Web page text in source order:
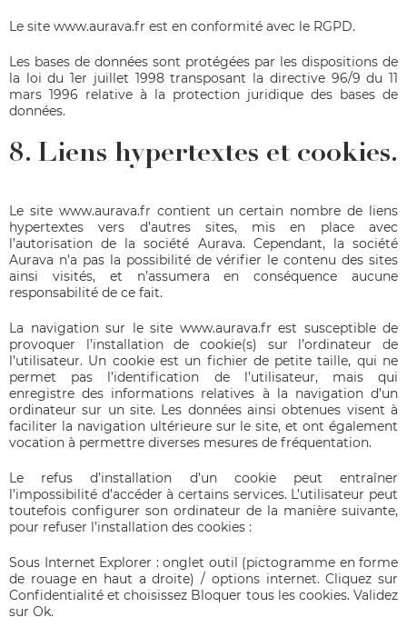
Le site www.aurava.fr est en conformité avec le RGPD.
Les bases de données sont protégées par les dispositions de
la loi du 1er juillet 1998 transposant la directive 96/9 du 11
mars 1996 relative à la protection juridique des bases de
données.
8. Liens hypertextes et cookies.
Le site www.aurava.fr contient un certain nombre de liens
hypertextes vers d’autres sites, mis en place avec
l’autorisation de la société Aurava. Cependant, la société
Aurava n’a pas la possibilité de vérifier le contenu des sites
ainsi visités, et n’assumera en conséquence aucune
responsabilité de ce fait.
La navigation sur le site www.aurava.fr est susceptible de
provoquer l’installation de cookie(s) sur l’ordinateur de
l’utilisateur. Un cookie est un fichier de petite taille, qui ne
permet pas l’identification de l’utilisateur, mais qui
enregistre des informations relatives à la navigation d’un
ordinateur sur un site. Les données ainsi obtenues visent à
faciliter la navigation ultérieure sur le site, et ont également
vocation à permettre diverses mesures de fréquentation.
Le refus d’installation d’un cookie peut entraîner
l’impossibilité d’accéder à certains services. L’utilisateur peut
toutefois configurer son ordinateur de la manière suivante,
pour refuser l’installation des cookies :
Sous Internet Explorer : onglet outil (pictogramme en forme
de rouage en haut a droite) / options internet. Cliquez sur
Confidentialité et choisissez Bloquer tous les cookies. Validez
sur Ok.